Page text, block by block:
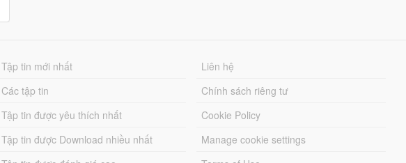
Tập tin mới nhất
Các tập tin
Tập tin được yêu thích nhất
Tập tin được Download nhiều nhất
Liên hệ
Chính sách riêng tư
Cookie Policy
Manage cookie settings